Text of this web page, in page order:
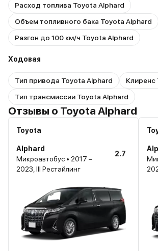
Расход топлива Toyota Alphard
Объем топливного бака Toyota Alphard
Разгон до 100 км/ч Toyota Alphard
Ходовая
Тип привода Toyota Alphard
Клиренс
Тип трансмиссии Toyota Alphard
Отзывы о Toyota Alphard
Toyota
Alphard
Микроавтобус • 2017 –
2023, III Рестайлинг
2.7